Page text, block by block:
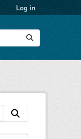
Log in